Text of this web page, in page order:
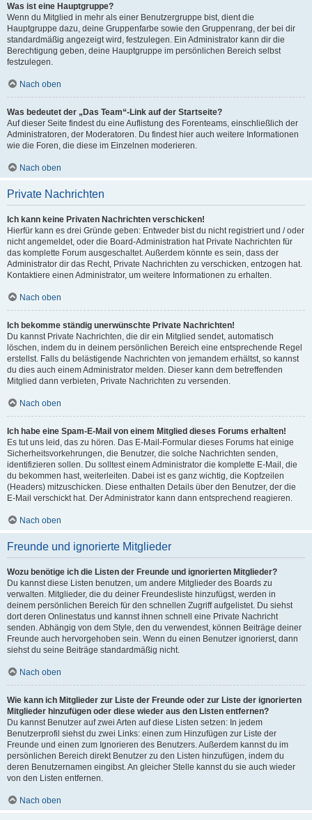
Was ist eine Hauptgruppe?
Wenn du Mitglied in mehr als einer Benutzergruppe bist, dient die
Hauptgruppe dazu, deine Gruppenfarbe sowie den Gruppenrang, der bei dir
standardmäßig angezeigt wird, festzulegen. Ein Administrator kann dir die
Berechtigung geben, deine Hauptgruppe im persönlichen Bereich selbst
festzulegen.
Nach oben
Was bedeutet der „Das Team“-Link auf der Startseite?
Auf dieser Seite findest du eine Auflistung des Forenteams, einschließlich der
Administratoren, der Moderatoren. Du findest hier auch weitere Informationen
wie die Foren, die diese im Einzelnen moderieren.
Nach oben
Private Nachrichten
Ich kann keine Privaten Nachrichten verschicken!
Hierfür kann es drei Gründe geben: Entweder bist du nicht registriert und / oder
nicht angemeldet, oder die Board-Administration hat Private Nachrichten für
das komplette Forum ausgeschaltet. Außerdem könnte es sein, dass der
Administrator dir das Recht, Private Nachrichten zu verschicken, entzogen hat.
Kontaktiere einen Administrator, um weitere Informationen zu erhalten.
Nach oben
Ich bekomme ständig unerwünschte Private Nachrichten!
Du kannst Private Nachrichten, die dir ein Mitglied sendet, automatisch
löschen, indem du in deinem persönlichen Bereich eine entsprechende Regel
erstellst. Falls du belästigende Nachrichten von jemandem erhältst, so kannst
du dies auch einem Administrator melden. Dieser kann dem betreffenden
Mitglied dann verbieten, Private Nachrichten zu versenden.
Nach oben
Ich habe eine Spam-E-Mail von einem Mitglied dieses Forums erhalten!
Es tut uns leid, das zu hören. Das E-Mail-Formular dieses Forums hat einige
Sicherheitsvorkehrungen, die Benutzer, die solche Nachrichten senden,
identifizieren sollen. Du solltest einem Administrator die komplette E-Mail, die
du bekommen hast, weiterleiten. Dabei ist es ganz wichtig, die Kopfzeilen
(Headers) mitzuschicken. Diese enthalten Details über den Benutzer, der die
E-Mail verschickt hat. Der Administrator kann dann entsprechend reagieren.
Nach oben
Freunde und ignorierte Mitglieder
Wozu benötige ich die Listen der Freunde und ignorierten Mitglieder?
Du kannst diese Listen benutzen, um andere Mitglieder des Boards zu
verwalten. Mitglieder, die du deiner Freundesliste hinzufügst, werden in
deinem persönlichen Bereich für den schnellen Zugriff aufgelistet. Du siehst
dort deren Onlinestatus und kannst ihnen schnell eine Private Nachricht
senden. Abhängig von dem Style, den du verwendest, können Beiträge deiner
Freunde auch hervorgehoben sein. Wenn du einen Benutzer ignorierst, dann
siehst du seine Beiträge standardmäßig nicht.
Nach oben
Wie kann ich Mitglieder zur Liste der Freunde oder zur Liste der ignorierten
Mitglieder hinzufügen oder diese wieder aus den Listen entfernen?
Du kannst Benutzer auf zwei Arten auf diese Listen setzen: In jedem
Benutzerprofil siehst du zwei Links: einen zum Hinzufügen zur Liste der
Freunde und einen zum Ignorieren des Benutzers. Außerdem kannst du im
persönlichen Bereich direkt Benutzer zu den Listen hinzufügen, indem du
deren Benutzernamen eingibst. An gleicher Stelle kannst du sie auch wieder
von den Listen entfernen.
Nach oben